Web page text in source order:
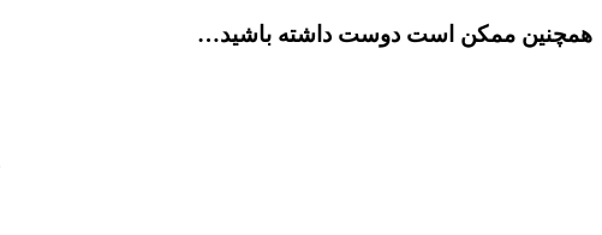
همچنین ممکن است دوست داشته باشید…